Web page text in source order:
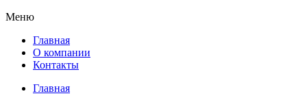
Меню
Главная
О компании
Контакты
Главная